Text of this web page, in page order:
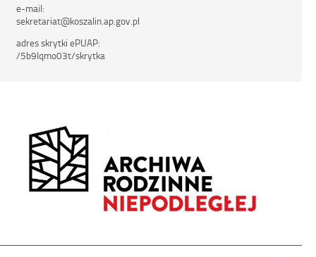
e-mail:
sekretariat@koszalin.ap.gov.pl
adres skrytki ePUAP:
/5b9lqmo03t/skrytka